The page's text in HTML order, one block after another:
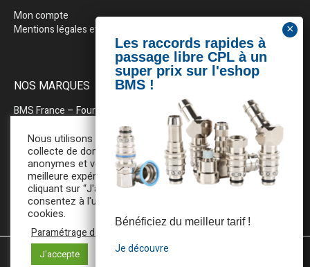
Mon compte
Mentions légales et politique de confidentialité
NOS MARQUES
BMS France – Fournitures industrielles pour la plasturgie
BEWEPLAST– Machines & pérhiphériques
PRODOPTIM– Table d’entretien pour moules d’injection
Mentions légales et Politique de confidentialité
Nous utilisons des cookies pour la
collecte de données statistiques
anonymes et vous assurer une
meilleure expérience de navigation. En
cliquant sur “J'accepte”, vous
consentez à l'utilisation de tous ces
cookies.
Paramétrage des cookies
J'accepte
Bénéficiez du meilleur tarif !
Je découvre